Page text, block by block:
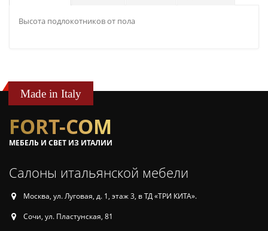
Высота подлокотников от пола
Made in Italy
FORT-COM
МЕБЕЛЬ И СВЕТ ИЗ ИТАЛИИ
Салоны итальянской мебели
Москва, ул. Луговая, д. 1, этаж 3, в ТД «ТРИ КИТА».
Сочи, ул. Пластунская, 81